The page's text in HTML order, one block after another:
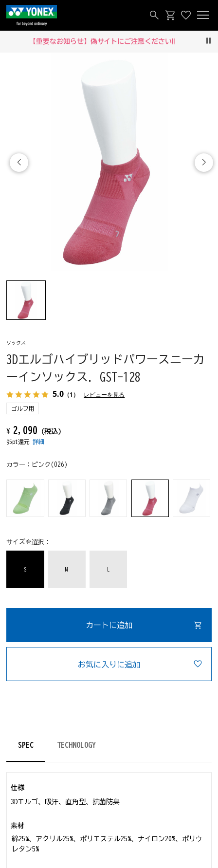
【重要なお知らせ】偽サイトにご注意ください‼
ソックス
3Dエルゴハイブリッドパワースニーカ
ーインソックス. GST-128
5.0 （1） レビューを見る
ゴルフ用
¥ 2,090 (税込)
95pt還元詳細
カラー： ピンク(026)
サイズを選択：
S M
カートに追加
お気に入りに追加
SPEC TECHNOLOGY
仕様
3Dエルゴ、吸汗、直角型、抗菌防臭
素材
綿25%、アクリル25%、ポリエステル25%、ナイロン20%、ポリウ
レタン5%